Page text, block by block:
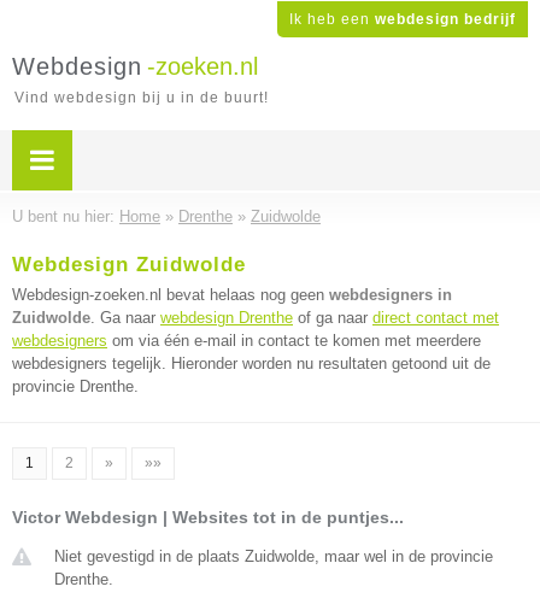
Ik heb een webdesign bedrijf
Webdesign -zoeken.nl
Vind webdesign bij u in de buurt!
U bent nu hier: Home » Drenthe » Zuidwolde
Webdesign Zuidwolde
Webdesign-zoeken.nl bevat helaas nog geen webdesigners in
Zuidwolde. Ga naar webdesign Drenthe of ga naar direct contact met
webdesigners om via één e-mail in contact te komen met meerdere
webdesigners tegelijk. Hieronder worden nu resultaten getoond uit de
provincie Drenthe.
1 2 » »»
Victor Webdesign | Websites tot in de puntjes...
Niet gevestigd in de plaats Zuidwolde, maar wel in de provincie
Drenthe.